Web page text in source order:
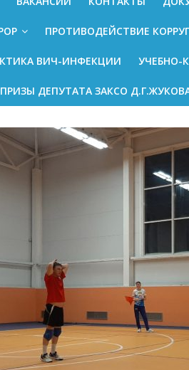
ПРОТИВОДЕЙСТВИЕ
ВИЧ-ИНФЕКЦИИ УЧЕБНО-
ДЕПУТАТА ЗАКСО